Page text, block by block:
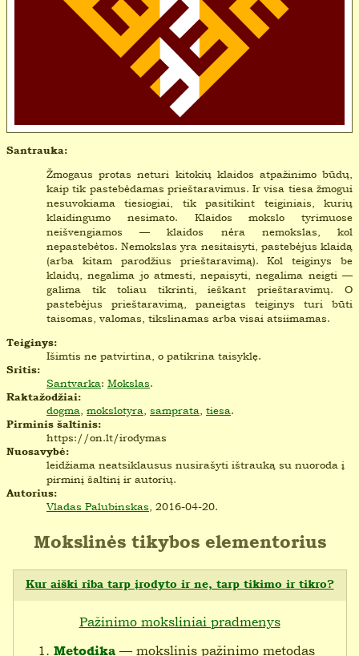
Santrauka:
Žmogaus protas neturi kitokių klaidos atpažinimo būdų,
kaip tik pastebėdamas prieštaravimus. Ir visa tiesa žmogui
nesuvokiama tiesiogiai, tik pasitikint teiginiais, kurių
klaidingumo nesimato. Klaidos mokslo tyrimuose
neišvengiamos — klaidos nėra nemokslas, kol
nepastebėtos. Nemokslas yra nesitaisyti, pastebėjus klaidą
(arba kitam parodžius prieštaravimą). Kol teiginys be
klaidų, negalima jo atmesti, nepaisyti, negalima neigti —
galima tik toliau tikrinti, ieškant prieštaravimų. O
pastebėjus prieštaravimą, paneigtas teiginys turi būti
taisomas, valomas, tikslinamas arba visai atsiimamas.
Teiginys:
Išimtis ne patvirtina, o patikrina taisyklę.
Sritis:
Santvarka: Mokslas.
Raktažodžiai:
dogma, mokslotyra, samprata, tiesa.
Pirminis šaltinis:
https://on.lt/irodymas
Nuosavybė:
leidžiama neatsiklausus nusirašyti ištrauką su nuoroda į
pirminį šaltinį ir autorių.
Autorius:
Vladas Palubinskas, 2016-04-20.
Mokslinės tikybos elementorius
Kur aiški riba tarp įrodyto ir ne, tarp tikimo ir tikro?
Pažinimo moksliniai pradmenys
Metodika— mokslinis pažinimo metodas